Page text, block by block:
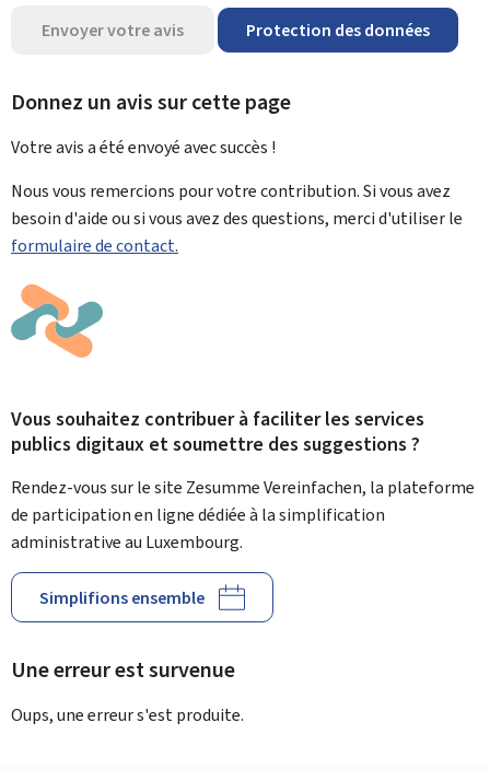
Envoyer votre avis Protection des données
Donnez un avis sur cette page
Votre avis a été envoyé avecsuccès !
Nous vous remercions pour votre contribution. Si vous avez
besoin d'aide ou si vous avez des questions, merci d'utiliser le
formulaire de contact.
Vous souhaitez contribuer à faciliter les services
publics digitaux et soumettre des suggestions ?
Rendez-vous sur le site Zesumme Vereinfachen, la plateforme
de participation en ligne dédiée à la simplification
administrative au Luxembourg.
Simplifions ensemble
Une erreur est survenue
Oups, une erreur s'est produite.